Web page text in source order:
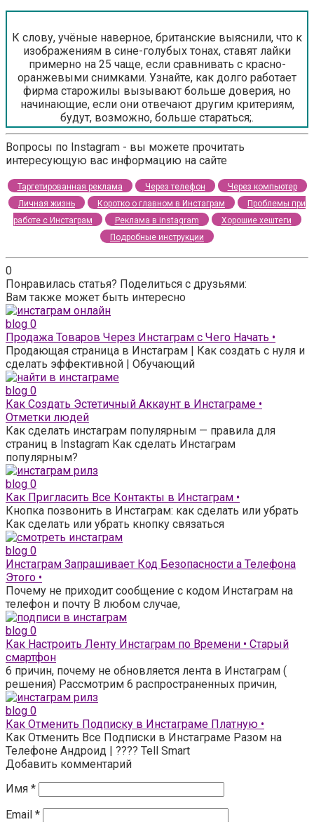
К слову, учёные наверное, британские выяснили, что к
изображениям в сине-голубых тонах, ставят лайки
примерно на 25 чаще, если сравнивать с красно-
оранжевыми снимками. Узнайте, как долго работает
фирма старожилы вызывают больше доверия, но
начинающие, если они отвечают другим критериям,
будут, возможно, больше стараться;.
Вопросы по Instagram - вы можете прочитать
интересующую вас информацию на сайте
Таргетированная реклама Через телефон
Через компьютер
Личная жизнь
Коротко о главном в Инстаграм
Проблемы при
работе с Инстаграм
Реклама в instagram
Хорошие хештеги
Подробные инструкции
0
Понравилась статья? Поделиться с друзьями:
Вам также может быть интересно
blog 0
Продажа Товаров Через Инстаграм с Чего Начать •
Продающая страница в Инстаграм | Как создать с нуля и
сделать эффективной | Обучающий
blog 0
Как Создать Эстетичный Аккаунт в Инстаграме •
Отметки людей
Как сделать инстаграм популярным — правила для
страниц в Instagram Как сделать Инстаграм
популярным?
blog 0
Как Пригласить Все Контакты в Инстаграм •
Кнопка позвонить в Инстаграм: как сделать или убрать
Как сделать или убрать кнопку связаться
blog 0
Инстаграм Запрашивает Код Безопасности а Телефона
Этого •
Почему не приходит сообщение с кодом Инстаграм на
телефон и почту В любом случае,
blog 0
Как Настроить Ленту Инстаграм по Времени • Старый
смартфон
6 причин, почему не обновляется лента в Инстаграм (
решения) Рассмотрим 6 распространенных причин,
blog 0
Как Отменить Подписку в Инстаграме Платную •
Как Отменить Все Подписки в Инстаграме Разом на
Телефоне Андроид | ???? Tell Smart
Добавить комментарий
Имя *
Email *